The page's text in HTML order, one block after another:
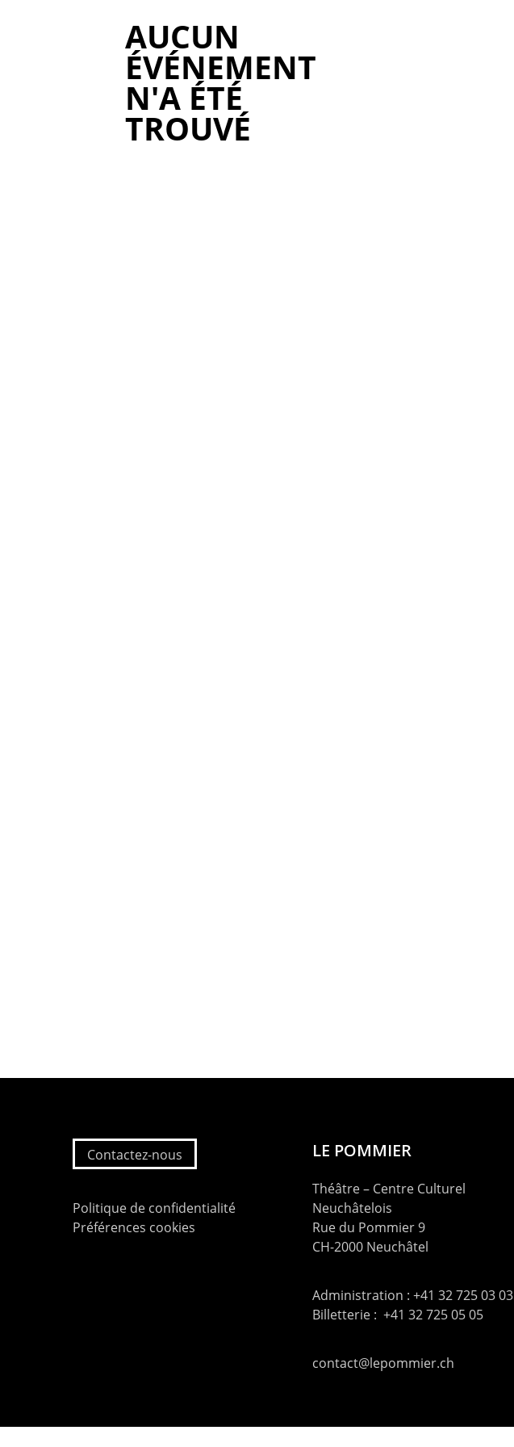
AUCUN
ÉVÉNEMENT
N'A ÉTÉ
TROUVÉ
Contactez-nous
Politique de confidentialité
Préférences cookies
LE POMMIER
Théâtre – Centre Culturel
Neuchâtelois
Rue du Pommier 9
CH-2000 Neuchâtel
Administration : +41 32 725 03 03
Billetterie : +41 32 725 05 05
contact@lepommier.ch